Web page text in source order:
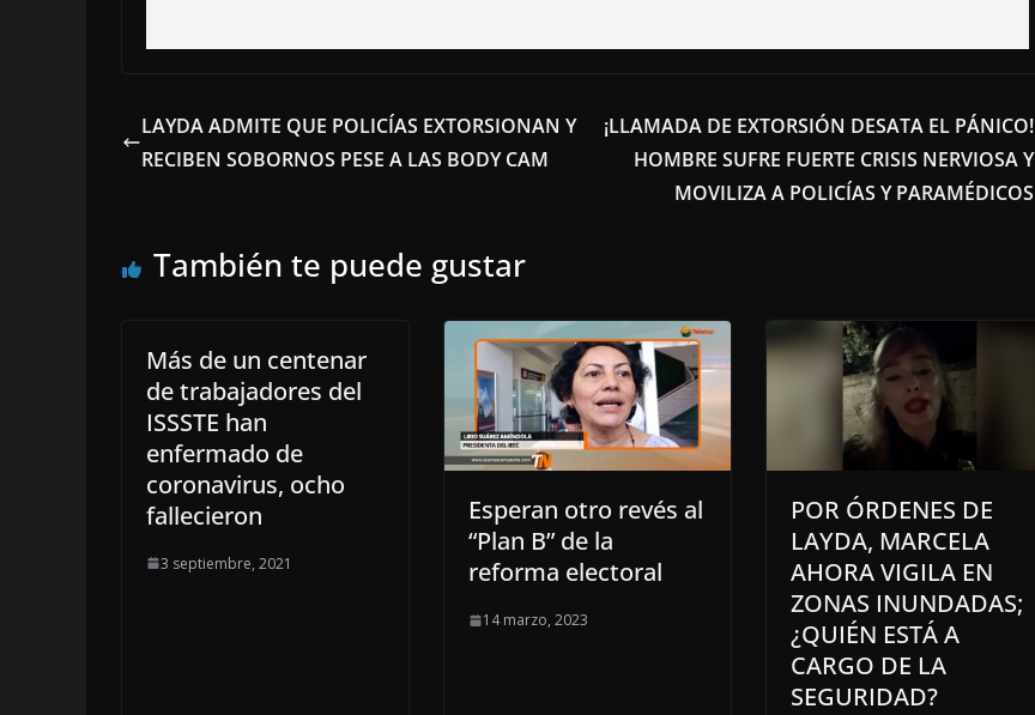
LAYDA ADMITE QUE POLICÍAS EXTORSIONAN Y
RECIBEN SOBORNOS PESE A LAS BODY CAM
¡LLAMADA DE EXTORSIÓN DESATA EL PÁNICO!
HOMBRE SUFRE FUERTE CRISIS NERVIOSA Y
MOVILIZA A POLICÍAS Y PARAMÉDICOS
También te puede gustar
Más de un centenar
de trabajadores del
ISSSTE han
enfermado de
coronavirus, ocho
fallecieron
3 septiembre, 2021
Esperan otro revés al
“Plan B” de la
reforma electoral
14 marzo, 2023
POR ÓRDENES DE
LAYDA, MARCELA
AHORA VIGILA EN
ZONAS INUNDADAS;
¿QUIÉN ESTÁ A
CARGO DE LA
SEGURIDAD?